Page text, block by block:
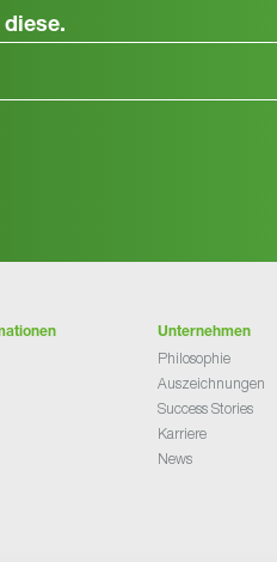
Unternehmen
Philosophie
Auszeichnungen
Success Stories
Karriere
News